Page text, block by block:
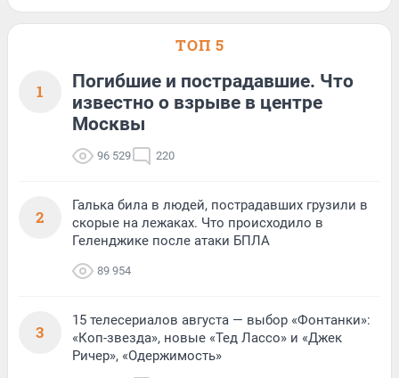
ТОП 5
1
Погибшие и пострадавшие. Что
известно о взрыве в центре
Москвы
96 529 220
2
Галька била в людей, пострадавших грузили в
скорые на лежаках. Что происходило в
Геленджике после атаки БПЛА
89 954
3
15 телесериалов августа — выбор «Фонтанки»:
«Коп-звезда», новые «Тед Лассо» и «Джек
Ричер», «Одержимость»